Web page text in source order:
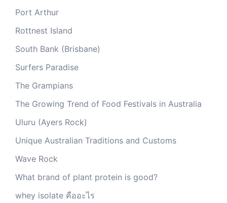
Port Arthur
Rottnest Island
South Bank (Brisbane)
Surfers Paradise
The Grampians
The Growing Trend of Food Festivals in Australia
Uluru (Ayers Rock)
Unique Australian Traditions and Customs
Wave Rock
What brand of plant protein is good?
whey isolate คืออะไร